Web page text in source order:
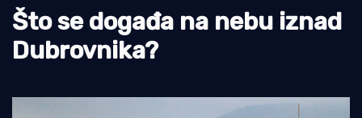
Pomorstvo
Ribolov
Što se događa na nebu iznad
Dubrovnika?